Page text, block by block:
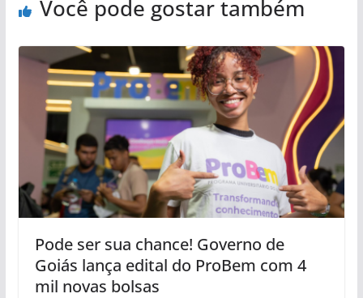
Você pode gostar também
Pode ser sua chance! Governo de
Goiás lança edital do ProBem com 4
mil novas bolsas